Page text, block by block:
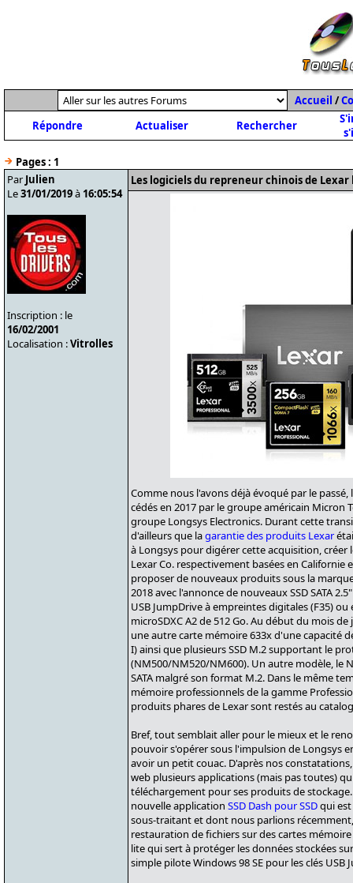
Accueil /
Répondre
Actualiser Rechercher
Pages : 1
Par Julien
Le31/01/2019à 16:05:54
Inscription : le
16/02/2001
Localisation :Vitrolles
Les logiciels du repreneur chinois de Lexar
Comme nous l'avons déjà évoqué par le
cédés en 2017 par le groupe américain Micron
groupe Longsys Electronics. Durant cette
d'ailleurs que lagarantie des produits Lexar
à Longsys pour digérer cette acquisition,
Lexar Co. respectivement basées en
proposer de nouveaux produits sous la
2018 avec l'annonce de nouveaux SSD SATA
USB JumpDrive à empreintes digitales (F35)
microSDXC A2 de 512 Go. Au début du mois
une autre carte mémoire 633x d'une capacité
I) ainsi que plusieurs SSD M.2 supportant le
(NM500/NM520/NM600). Un autre modèle, le
SATA malgré son format M.2. Dans le même
mémoire professionnels de la gamme
produits phares de Lexar sont restés au
Bref, tout semblait aller pour le mieux et le
pouvoir s'opérer sous l'impulsion de Longsys
avoir un petit couac. D'après nos
web plusieurs applications (mais pas toutes)
téléchargement pour ses produits de
nouvelle application SSD Dash pour SSDqui
sous-traitant et dont nous parlions
restauration de fichiers sur des cartes mémoire
lite qui sert à protéger les données stockées
simple pilote Windows 98 SE pour les clés USB